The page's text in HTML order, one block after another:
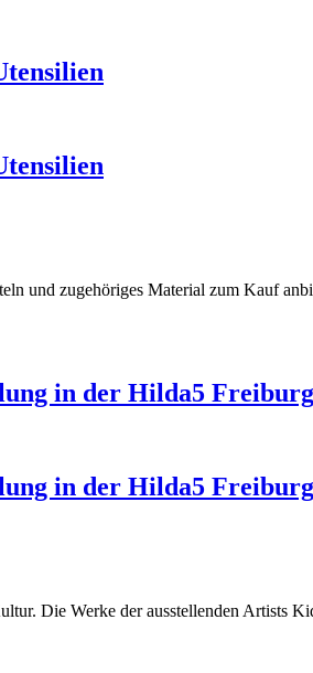
und zugehöriges Material zum Kauf
in der Hilda5 Freiburg
in der Hilda5 Freiburg
Die Werke der ausstellenden Artists